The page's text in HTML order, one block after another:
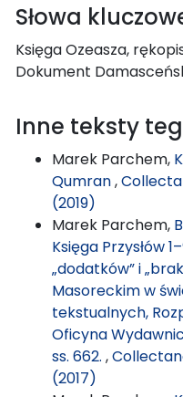
Słowa
Księga Ozeasza,
Dokument
Inne teksty
Marek Parchem,
Qumran,
(2019)
Marek Parchem,
Księga Przysłów
„dodatków” i
Masoreckim w
tekstualnych,
Oficyna
ss. 662. ,
(2017)